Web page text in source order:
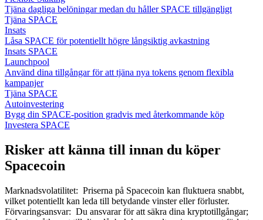
Tjäna dagliga belöningar medan du håller SPACE tillgängligt
Tjäna SPACE
Insats
Låsa SPACE för potentiellt högre långsiktig avkastning
Insats SPACE
Launchpool
Använd dina tillgångar för att tjäna nya tokens genom flexibla
kampanjer
Tjäna SPACE
Autoinvestering
Bygg din SPACE-position gradvis med återkommande köp
Investera SPACE
Risker att känna till innan du köper
Spacecoin
Marknadsvolatilitet: Priserna på Spacecoin kan fluktuera snabbt,
vilket potentiellt kan leda till betydande vinster eller förluster.
Förvaringsansvar: Du ansvarar för att säkra dina kryptotillgångar;